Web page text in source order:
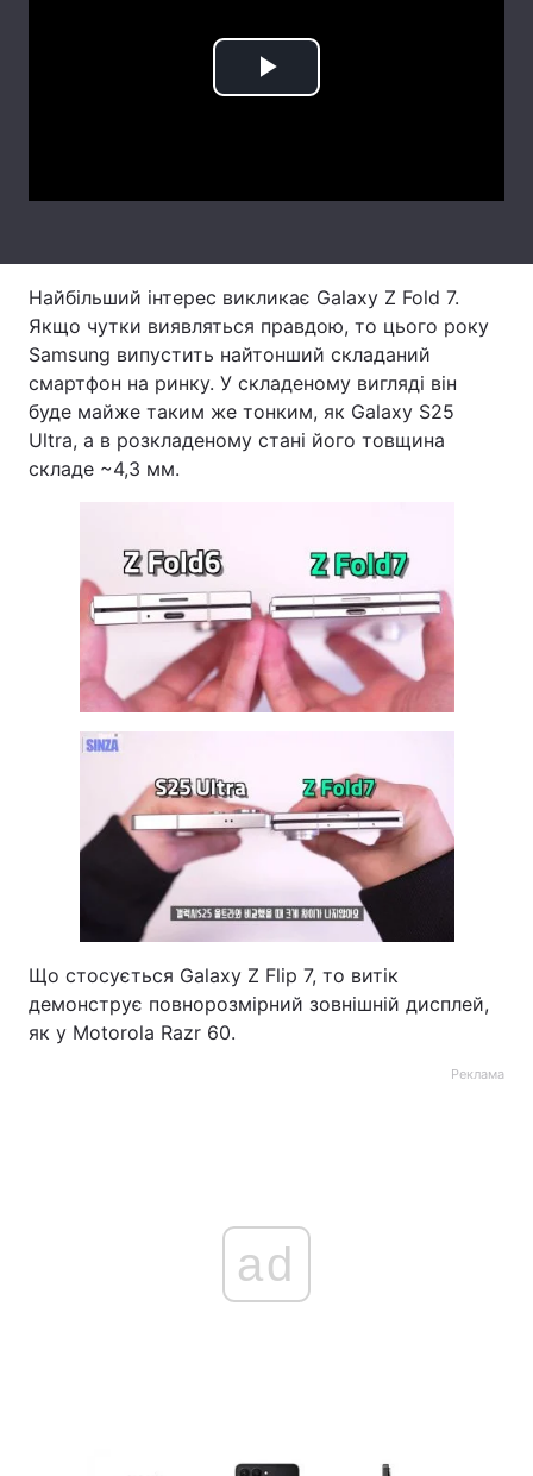
Думки
Вакансії
Послуги
Тема оформлення
Play
Найбільший інтерес викликає Galaxy Z Fold 7.
Якщо чутки виявляться правдою, то цього року
Samsung випустить найтонший складаний
смартфон на ринку. У складеному вигляді він
буде майже таким же тонким, як Galaxy S25
Ultra, а в розкладеному стані його товщина
складе ~4,3 мм.
Що стосується Galaxy Z Flip 7, то витік
демонструє повнорозмірний зовнішній дисплей,
як у Motorola Razr 60.
Реклама
ad